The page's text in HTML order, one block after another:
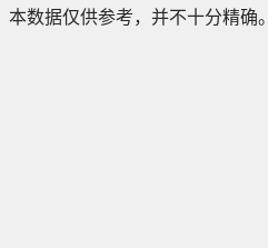
本数据仅供参考，并不十分精确。